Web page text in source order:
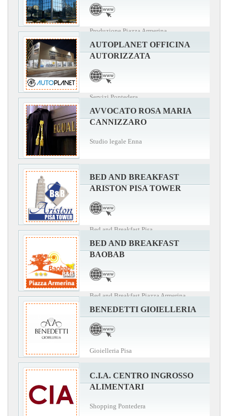
Produzione Piazza Armerina
AUTOPLANET OFFICINA
AUTORIZZATA
Servizi Pontedera
AVVOCATO ROSA MARIA
CANNIZZARO
Studio legale Enna
BED AND BREAKFAST
ARISTON PISA TOWER
Bed and Breakfast Pisa
BED AND BREAKFAST
BAOBAB
Bed and Breakfast Piazza Armerina
BENEDETTI GIOIELLERIA
Gioielleria Pisa
C.I.A. CENTRO INGROSSO
ALIMENTARI
Shopping Pontedera